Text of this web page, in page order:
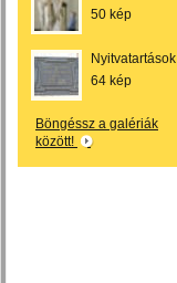
50 kép
Nyitvatartások
64 kép
Böngéssz a galériák
között!